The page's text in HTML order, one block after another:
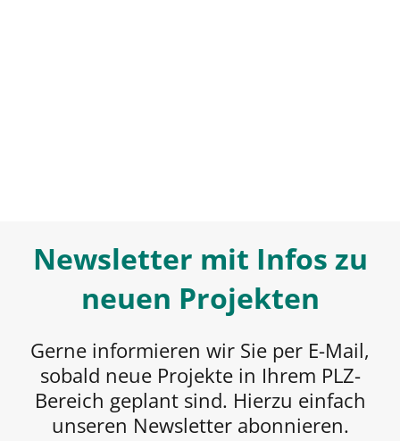
Newsletter mit Infos zu
neuen Projekten
Gerne informieren wir Sie per E-Mail,
sobald neue Projekte in Ihrem PLZ-
Bereich geplant sind. Hierzu einfach
unseren Newsletter abonnieren.